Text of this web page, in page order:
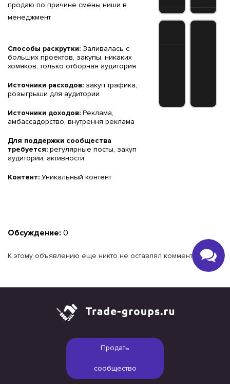
продаю по причине смены ниши в
менеджмент
Способы раскрутки: Заливалась с
больших проектов, закупы, никаких
хомяков, только отборная аудитория
Источники расходов: закуп трафика,
розыгрыши для аудитории
Источники доходов: Реклама,
амбассадорство, внутрення реклама
Для поддержки сообщества
требуется: регулярные посты, закуп
аудитории, активности
Контент: Уникальный контент
Обсуждение: 0
К этому объявлению еще никто не оставлял комментариев.
Продать
сообщество